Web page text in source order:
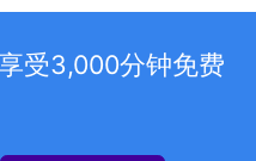
受3,000分钟免费